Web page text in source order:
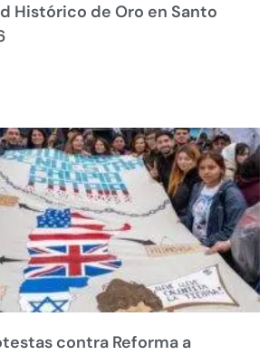
Histórico de Oro en Santo
contra Reforma a